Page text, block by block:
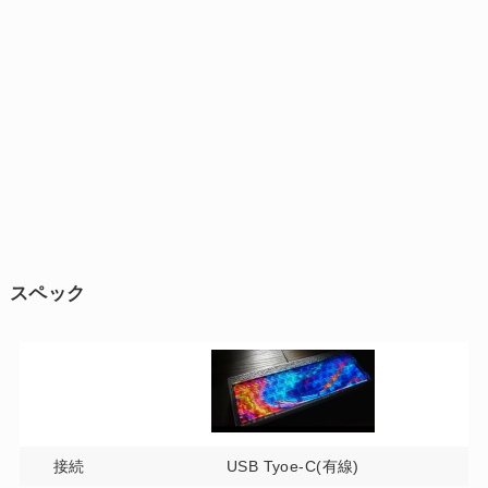
スペック
接続 USB Tyoe-C(有線)